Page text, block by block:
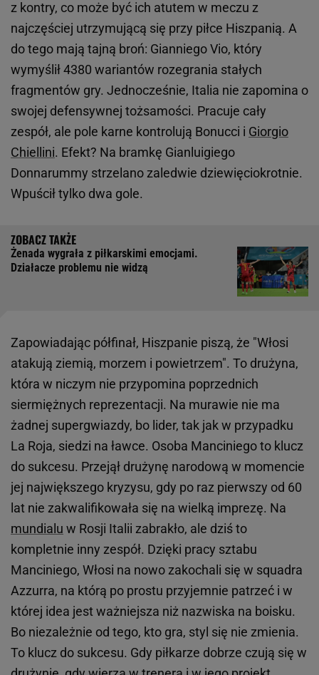
z kontry, co może być ich atutem w meczu z
najczęściej utrzymującą się przy piłce Hiszpanią. A
do tego mają tajną broń: Gianniego Vio, który
wymyślił 4380 wariantów rozegrania stałych
fragmentów gry. Jednocześnie, Italia nie zapomina o
swojej defensywnej tożsamości. Pracuje cały
zespół, ale pole karne kontrolują Bonucci i Giorgio
Chiellini. Efekt? Na bramkę Gianluigiego
Donnarummy strzelano zaledwie dziewięciokrotnie.
Wpuścił tylko dwa gole.
Żenada wygrała z piłkarskimi emocjami.
Działacze problemu nie widzą
Zapowiadając półfinał, Hiszpanie piszą, że "Włosi
atakują ziemią, morzem i powietrzem". To drużyna,
która w niczym nie przypomina poprzednich
siermiężnych reprezentacji. Na murawie nie ma
żadnej supergwiazdy, bo lider, tak jak w przypadku
La Roja, siedzi na ławce. Osoba Manciniego to klucz
do sukcesu. Przejął drużynę narodową w momencie
jej największego kryzysu, gdy po raz pierwszy od 60
lat nie zakwalifikowała się na wielką imprezę. Na
mundialu w Rosji Italii zabrakło, ale dziś to
kompletnie inny zespół. Dzięki pracy sztabu
Manciniego, Włosi na nowo zakochali się w squadra
Azzurra, na którą po prostu przyjemnie patrzeć i w
której idea jest ważniejsza niż nazwiska na boisku.
Bo niezależnie od tego, kto gra, styl się nie zmienia.
To klucz do sukcesu. Gdy piłkarze dobrze czują się w